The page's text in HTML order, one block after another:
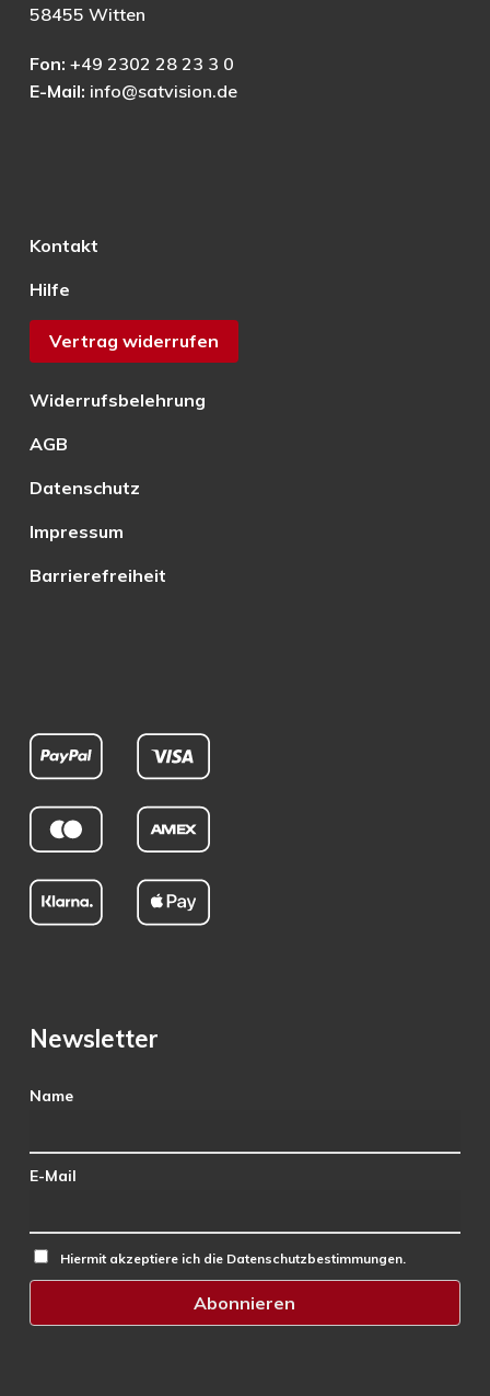
58455 Witten
Fon: +49 2302 28 23 3 0
E-Mail: info@satvision.de
Kontakt
Hilfe
Vertrag widerrufen
Widerrufsbelehrung
AGB
Datenschutz
Impressum
Barrierefreiheit
Newsletter
Name
E-Mail
Hiermit akzeptiere ich die Datenschutzbestimmungen.